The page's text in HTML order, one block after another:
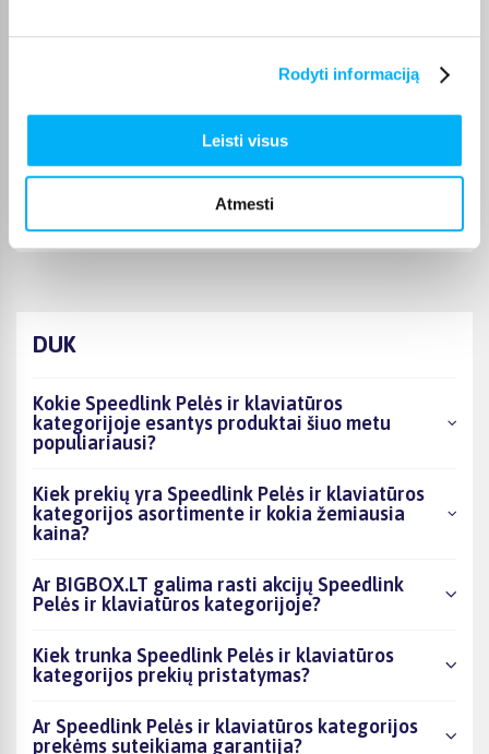
Rodyti informaciją
Leisti visus
Atmesti
Simonas B.
Naudoju LG televizoriui valdyti vietoj magic remote-labai patogu
Patvirtintas pirkėjas
Kokybiška pelė už gerą kainą. Pirkimo procesas greitas ir
DUK
Kokie Speedlink Pelės ir klaviatūros
kategorijoje esantys produktai šiuo metu
populiariausi?
Kiek prekių yra Speedlink Pelės ir klaviatūros
kategorijos asortimente ir kokia žemiausia
kaina?
Ar BIGBOX.LT galima rasti akcijų Speedlink
Pelės ir klaviatūros kategorijoje?
Kiek trunka Speedlink Pelės ir klaviatūros
kategorijos prekių pristatymas?
Ar Speedlink Pelės ir klaviatūros kategorijos
prekėms suteikiama garantija?